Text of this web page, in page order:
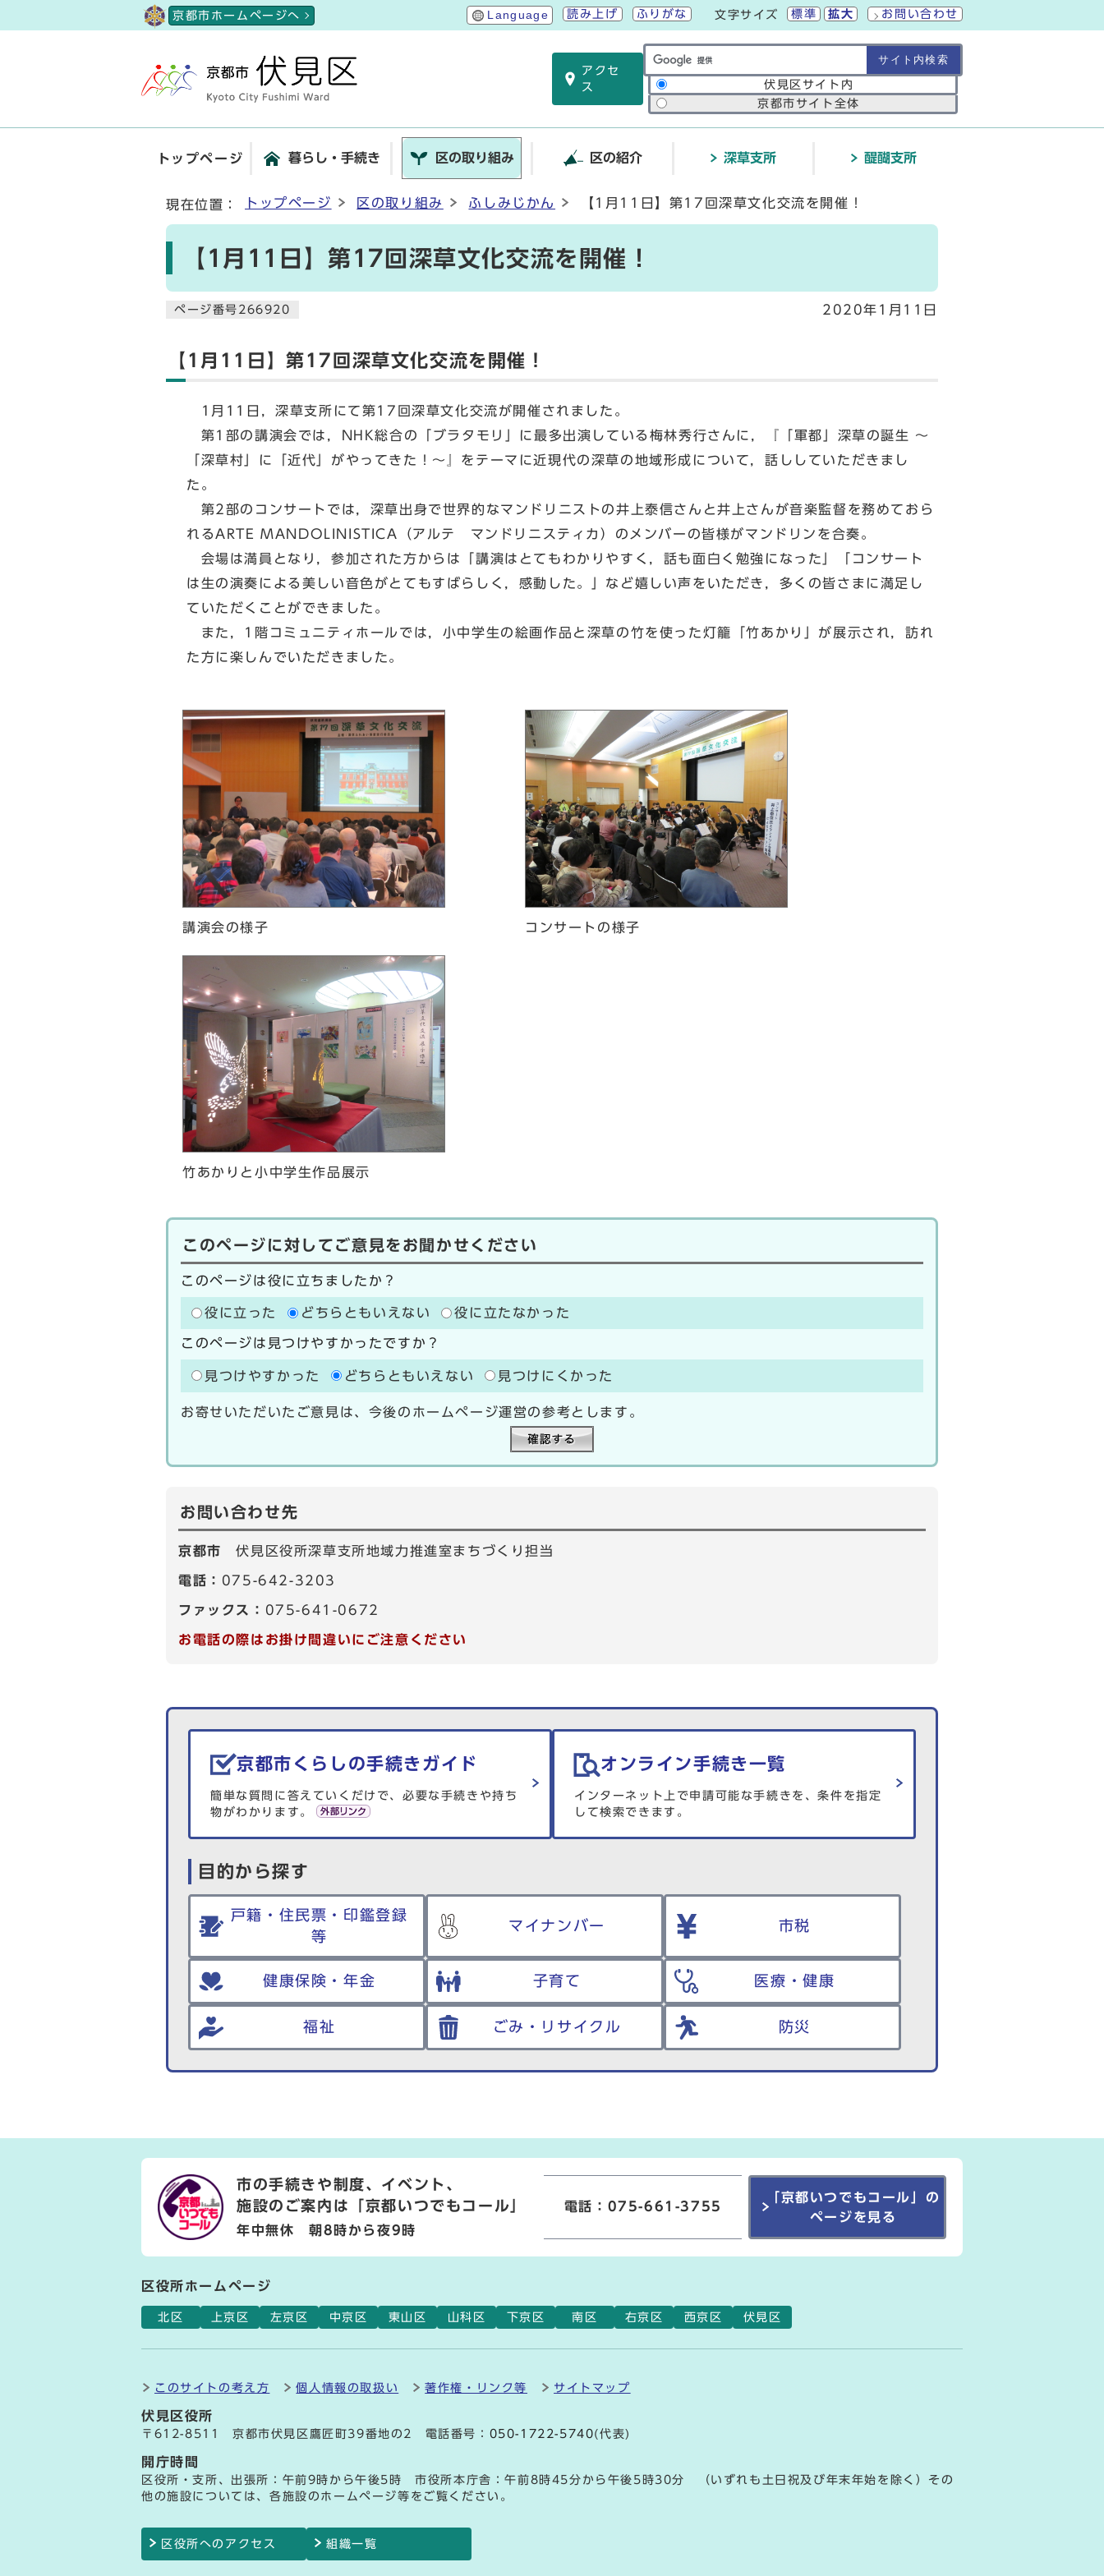
京都市ホームページへ Language 読み上げ ふりがな 文字サイズ 標準 拡大 お問い合わせ
アクセ
ス
サイト内検索の範囲 伏見区サイト内
京都市サイト全体
トップページ 暮らし・手続き 区の取り組み 区の紹介 深草支所 醍醐支所
現在位置： トップページ 区の取り組み ふしみじかん 【1月11日】第17回深草文化交流を開催！
【1月11日】第17回深草文化交流を開催！
ページ番号266920 2020年1月11日
【1月11日】第17回深草文化交流を開催！
1月11日，深草支所にて第17回深草文化交流が開催されました。
第1部の講演会では，NHK総合の「ブラタモリ」に最多出演している梅林秀行さんに，『「軍都」深草の誕生 ～
「深草村」に「近代」がやってきた！～』をテーマに近現代の深草の地域形成について，話ししていただきまし
た。
第2部のコンサートでは，深草出身で世界的なマンドリニストの井上泰信さんと井上さんが音楽監督を務めておら
れるARTE MANDOLINISTICA（アルテ マンドリニスティカ）のメンバーの皆様がマンドリンを合奏。
会場は満員となり，参加された方からは「講演はとてもわかりやすく，話も面白く勉強になった」「コンサート
は生の演奏による美しい音色がとてもすばらしく，感動した。」など嬉しい声をいただき，多くの皆さまに満足し
ていただくことができました。
また，1階コミュニティホールでは，小中学生の絵画作品と深草の竹を使った灯籠「竹あかり」が展示され，訪れ
た方に楽しんでいただきました。
講演会の様子 コンサートの様子
竹あかりと小中学生作品展示
このページに対してご意見をお聞かせください
このページは役に立ちましたか？
役に立った どちらともいえない 役に立たなかった
このページは見つけやすかったですか？
見つけやすかった どちらともいえない 見つけにくかった
お寄せいただいたご意見は、今後のホームページ運営の参考とします。
お問い合わせ先
京都市伏見区役所深草支所地域力推進室まちづくり担当
電話： 075-642-3203
ファックス： 075-641-0672
お電話の際はお掛け間違いにご注意ください
生活情報を探す
京都市くらしの手続きガイド
簡単な質問に答えていくだけで、必要な手続きや持ち
物がわかります。
オンライン手続き一覧
インターネット上で申請可能な手続きを、条件を指定
して検索できます。
目的から探す
戸籍・住民票・印鑑登録
等
マイナンバー 市税
健康保険・年金 子育て 医療・健康
福祉 ごみ・リサイクル 防災
市の手続きや制度、イベント、
施設のご案内は
「京都いつでもコール」
年中無休 朝8時から夜9時
電話：075-661-3755
「京都いつでもコール」の
ページを見る
区役所ホームページ
北区 上京区 左京区 中京区 東山区 山科区 下京区 南区 右京区 西京区 伏見区
このサイトの考え方 個人情報の取扱い 著作権・リンク等 サイトマップ
伏見区役所
〒612-8511 京都市伏見区鷹匠町39番地の2 電話番号： 050-1722-5740(代表)
開庁時間
区役所・支所、出張所：午前9時から午後5時 市役所本庁舎：午前8時45分から午後5時30分 （いずれも土日祝及び年末年始を除く）その
他の施設については、各施設のホームページ等をご覧ください。
区役所へのアクセス 組織一覧